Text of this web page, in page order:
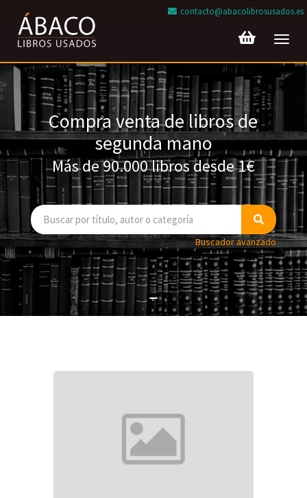
contacto@abacolibrosusados.es
Compra venta de libros de
segunda mano
Más de 90.000 libros desde 1€
Buscador avanzado